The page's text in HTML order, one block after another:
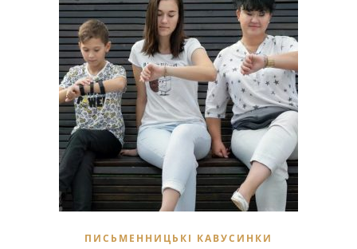
ПИСЬМЕННИЦЬКІ КАВУСИНКИ